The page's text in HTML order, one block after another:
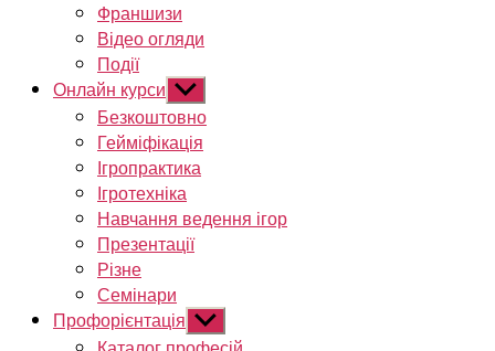
Франшизи
Відео огляди
Події
Онлайн курси Показати
підменю
Безкоштовно
Гейміфікація
Ігропрактика
Ігротехніка
Навчання ведення ігор
Презентації
Різне
Семінари
Профорієнтація Показати
підменю